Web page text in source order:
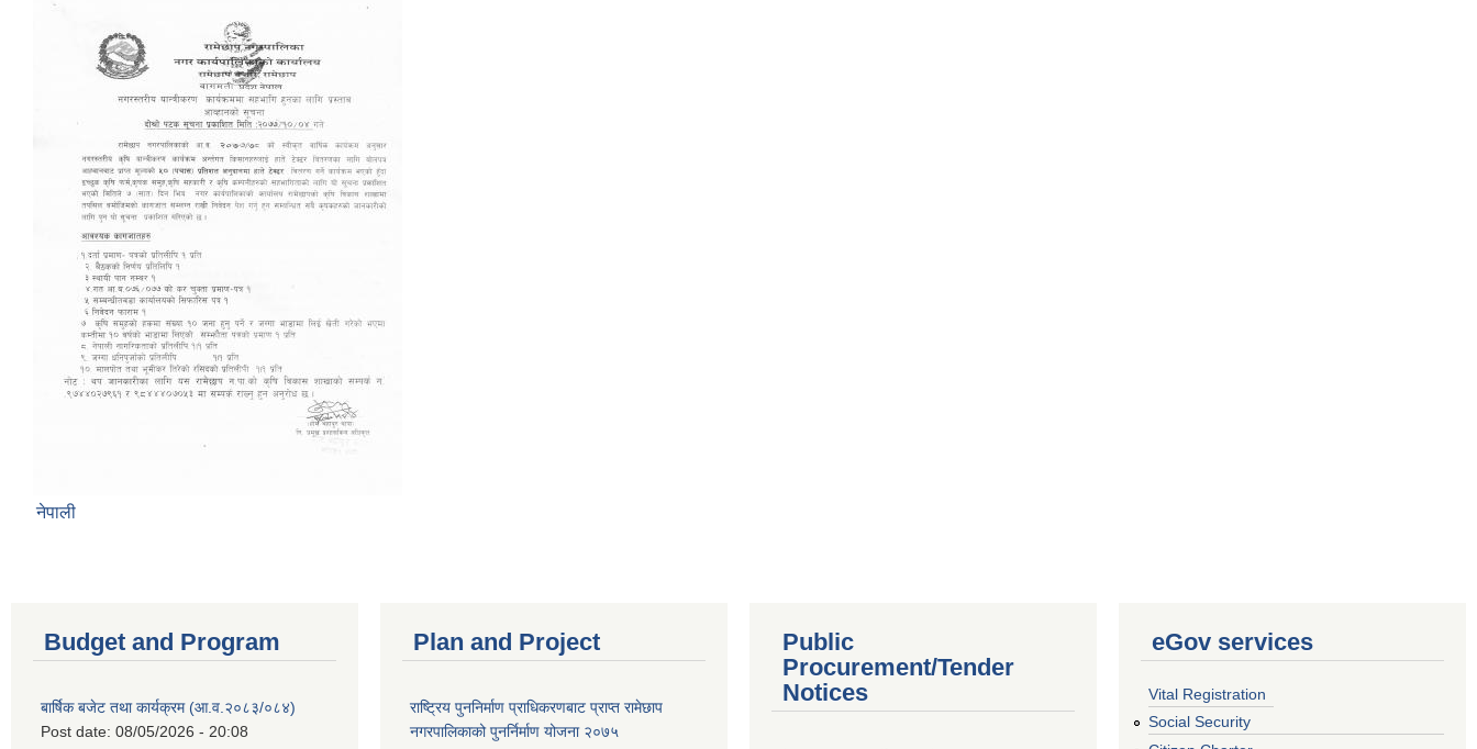
नेपाली
Budget and Program
बार्षिक बजेट तथा कार्यक्रम (आ.व.२०८३/०८४)
Post date: 08/05/2026 - 20:08
Plan and Project
राष्ट्रिय पुननिर्माण प्राधिकरणबाट प्राप्त रामेछाप
नगरपालिकाको पुनर्निर्माण योजना २०७५
Public
Procurement/Tender
Notices
eGov services
Vital Registration
Social Security